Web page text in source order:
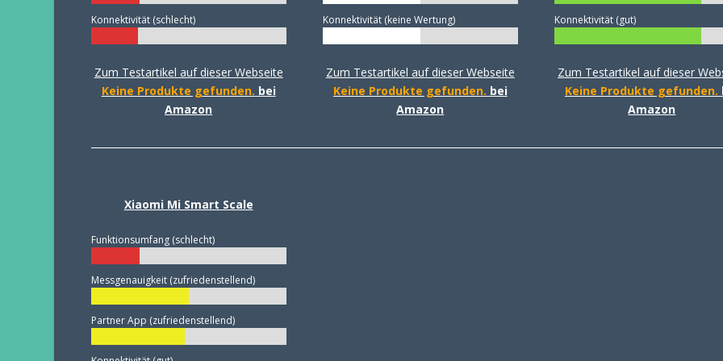
Konnektivität (schlecht)
Zum Testartikel auf dieser Webseite
Keine Produkte gefunden. bei
Amazon
Konnektivität (keine Wertung)
Zum Testartikel auf dieser Webseite
Keine Produkte gefunden. bei
Amazon
Konnektivität (gut)
Zum Testartikel auf dieser
Keine Produkte gefunden.
Amazon
Xiaomi Mi Smart Scale
Funktionsumfang (schlecht)
Messgenauigkeit (zufriedenstellend)
Partner App (zufriedenstellend)